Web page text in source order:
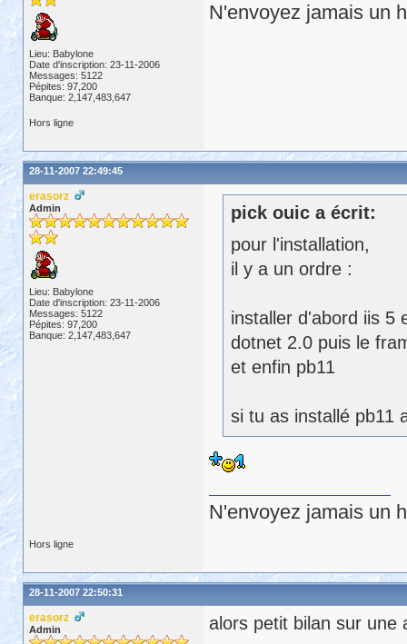
Lieu: Babylone
Date d'inscription: 23-11-2006
Messages: 5122
Pépites: 97,200
Banque: 2,147,483,647
N'envoyez jamais un
Hors ligne
28-11-2007 22:49:45
erasorz
Admin
Lieu: Babylone
Date d'inscription: 23-11-2006
Messages: 5122
Pépites: 97,200
Banque: 2,147,483,647
pick ouic a écrit:
pour l'installation,
il y a un ordre :
installer d'abord iis 5
dotnet 2.0 puis le
et enfin pb11
si tu as installé pb11
N'envoyez jamais un
Hors ligne
28-11-2007 22:50:31
erasorz
Admin alors petit bilan sur une